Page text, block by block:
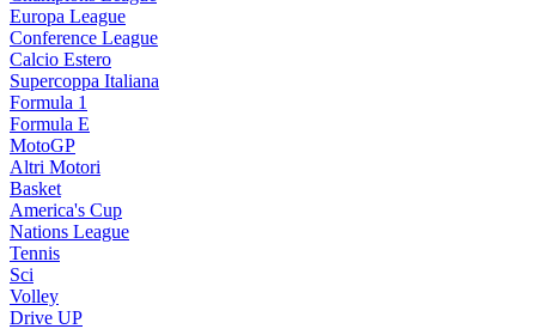
Europa League
Conference League
Calcio Estero
Supercoppa Italiana
Formula 1
Formula E
MotoGP
Altri Motori
Basket
America's Cup
Nations League
Tennis
Sci
Volley
Drive UP